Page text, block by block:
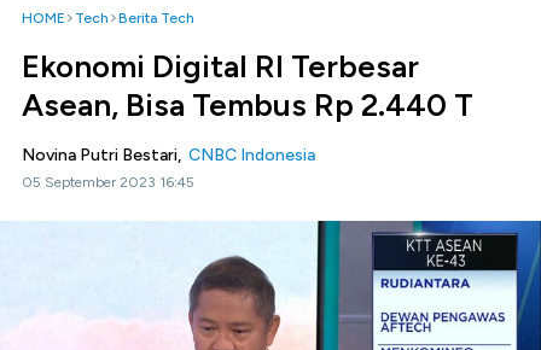
HOME Tech Berita Tech
Ekonomi Digital RI Terbesar
Asean, Bisa Tembus Rp 2.440 T
Novina Putri Bestari, CNBC Indonesia
05 September 2023 16:45